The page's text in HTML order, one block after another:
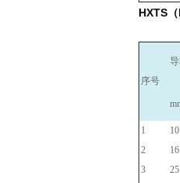
HXTS
序号
1
10
2
16
3
25